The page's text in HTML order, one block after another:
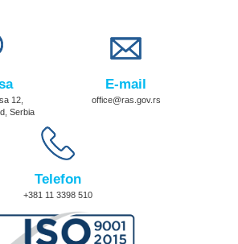
12,
Serbia
E-mail
office@ras.gov.rs
Telefon
+381 11 3398 510